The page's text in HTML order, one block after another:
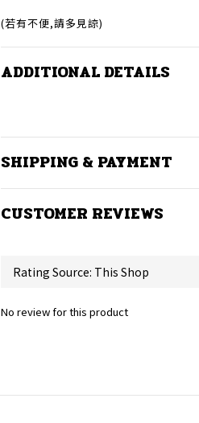
(若有不便,請多見諒)
ADDITIONAL DETAILS
SHIPPING & PAYMENT
CUSTOMER REVIEWS
No review for this product